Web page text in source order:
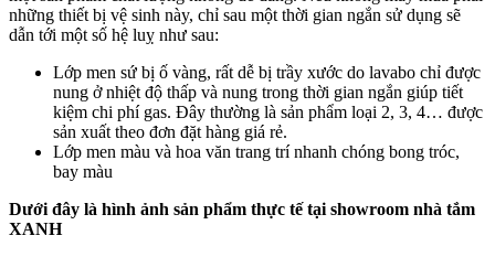
những thiết bị vệ sinh này, chỉ sau một thời gian ngắn sử dụng sẽ
dẫn tới một số hệ luỵ như sau:
Lớp men sứ bị ố vàng, rất dễ bị trầy xước do lavabo chỉ được
nung ở nhiệt độ thấp và nung trong thời gian ngắn giúp tiết
kiệm chi phí gas. Đây thường là sản phẩm loại 2, 3, 4… được
sản xuất theo đơn đặt hàng giá rẻ.
Lớp men màu và hoa văn trang trí nhanh chóng bong tróc,
bay màu
Dưới đây là hình ảnh sản phẩm thực tế tại showroom nhà tắm
XANH